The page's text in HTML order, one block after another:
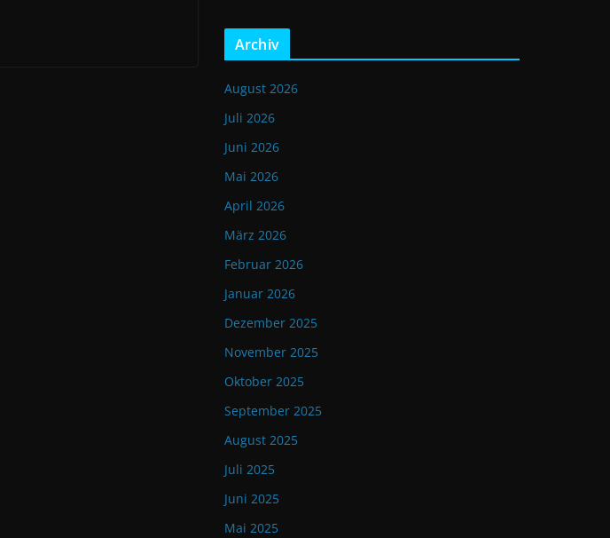
Archiv
August 2026
Juli 2026
Juni 2026
Mai 2026
April 2026
März 2026
Februar 2026
Januar 2026
Dezember 2025
November 2025
Oktober 2025
September 2025
August 2025
Juli 2025
Juni 2025
Mai 2025